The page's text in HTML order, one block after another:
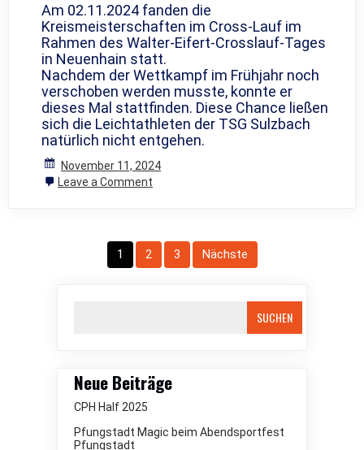
Am 02.11.2024 fanden die
Kreismeisterschaften im Cross-Lauf im
Rahmen des Walter-Eifert-Crosslauf-Tages
in Neuenhain statt.
Nachdem der Wettkampf im Frühjahr noch
verschoben werden musste, konnte er
dieses Mal stattfinden. Diese Chance ließen
sich die Leichtathleten der TSG Sulzbach
natürlich nicht entgehen.
November 11, 2024
Leave a Comment
Seitennummerierung
1 2 3 Nächste
SUCHEN
Neue Beiträge
CPH Half 2025
Pfungstadt Magic beim Abendsportfest
Pfungstadt